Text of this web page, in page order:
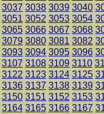
3037 3038 3039 3040
3051 3052 3053 3054
3065 3066 3067 3068
3079 3080 3081 3082
3093 3094 3095 3096
3107 3108 3109 3110
3122 3123 3124 3125
3136 3137 3138 3139
3150 3151 3152 3153
3164 3165 3166 3167